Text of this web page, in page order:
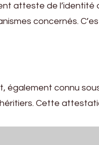
atteste de l’identité
concernés.
également connu
Cette